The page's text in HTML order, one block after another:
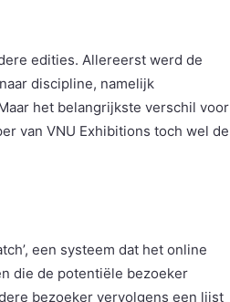
edities. Allereerst werd de
discipline, namelijk
het belangrijkste verschil voor
van VNU Exhibitions toch wel de
een systeem dat het online
die de potentiële bezoeker
bezoeker vervolgens een lijst